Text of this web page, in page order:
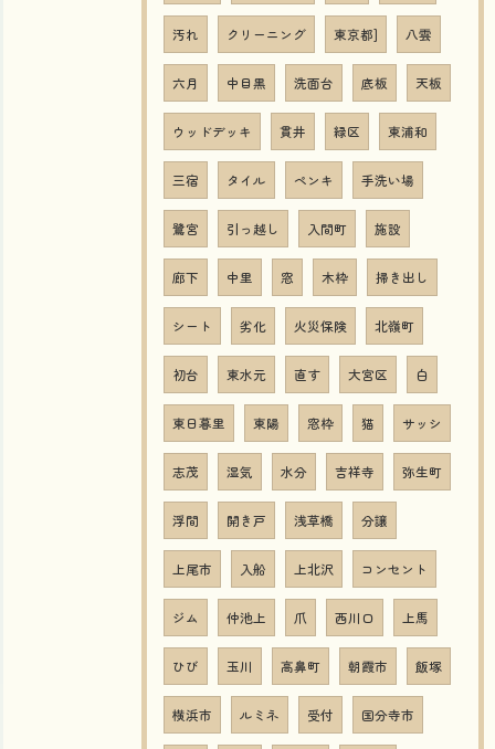
汚れ クリーニング 東京都] 八雲
六月 中目黒 洗面台 底板 天板
ウッドデッキ 貫井 緑区 東浦和
三宿 タイル ペンキ 手洗い場
鷺宮 引っ越し 入間町 施設
廊下 中里 窓 木枠 掃き出し
シート 劣化 火災保険 北嶺町
初台 東水元 直す 大宮区 白
東日暮里 東陽 窓枠 猫 サッシ
志茂 湿気 水分 吉祥寺 弥生町
浮間 開き戸 浅草橋 分譲
上尾市 入船 上北沢 コンセント
ジム 仲池上 爪 西川口 上馬
ひび 玉川 高鼻町 朝霞市 飯塚
横浜市 ルミネ 受付 国分寺市